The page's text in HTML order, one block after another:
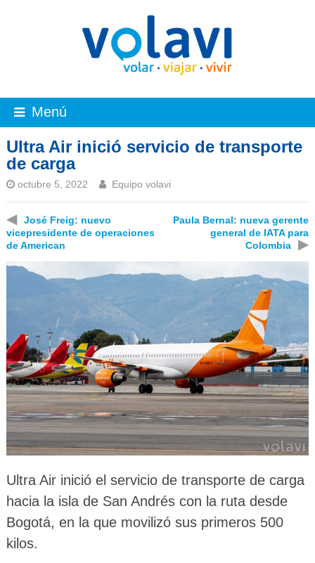
Menú
Ultra Air inició servicio de transporte
de carga
octubre 5, 2022 Equipo volavi
◀
José Freig: nuevo
vicepresidente de operaciones
de American
Paula Bernal: nueva gerente
general de IATA para
Colombia
▶
Ultra Air inició el servicio de transporte de carga
hacia la isla de San Andrés con la ruta desde
Bogotá, en la que movilizó sus primeros 500
kilos.